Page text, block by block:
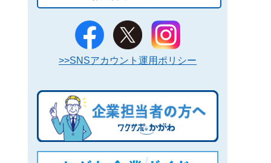
>>SNSアカウント運用ポリシー